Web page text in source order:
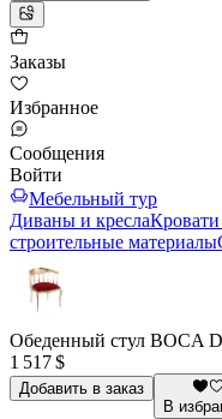
Заказы
Избранное
Сообщения
Войти
Мебельный тур
Диваны и кресла
строительные материалы
Обеденный стул BOCA
1 517 $
Добавить в заказ
В